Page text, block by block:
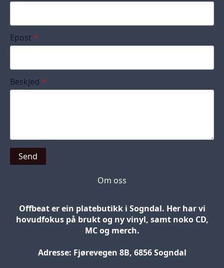
Epost *
Beskjed *
Send
Om oss
Offbeat er ein platebutikk i Sogndal. Her har vi
hovudfokus på brukt og ny vinyl, samt noko CD,
MC og merch.
Adresse: Fjørevegen 8B, 6856 Sogndal